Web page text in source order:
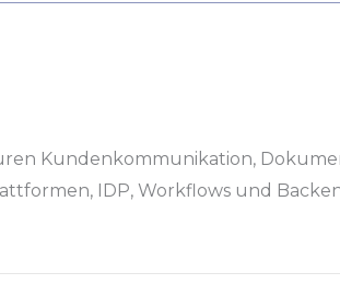
Kundenkommunikation,
IDP, Workflows und